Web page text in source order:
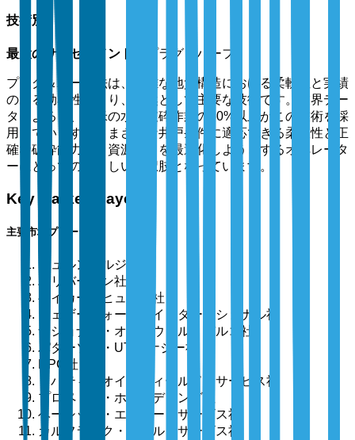
技術別
最大のサブセグメント： プラグ＆パーフ
プラグ＆パーフ法は、複雑な地質構造における柔軟性と実績
のある効率性により、依然として主要な技術です。業界デー
タによると、北米の水圧破砕作業の60%以上がこの技術を採
用しています。さまざまな井戸条件に適応できる柔軟性と正
確な破砕能力が、資源抽出を最適化しようとするオペレータ
ーにとっての好ましい選択肢となっています。
Key Market Players
主要市場プレーヤー
シュルンベルジェ社
ハリバートン社
ベイカー・ヒューズ社
ウェザーフォード・インターナショナル社
ナショナル・オイルウェル・バルコ社
パターソン・UTIエナジー社
RPC社
リバティ・オイルフィールド・サービス社
プロペトロ・ホールディング社
ベーシック・エナジー・サービス社
カルフラック・ウェル・サービス社